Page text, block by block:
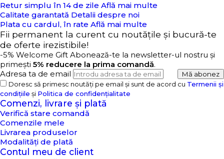
Retur simplu în 14 de zile Află mai multe
Calitate garantată Detalii despre noi
Plata cu cardul, în rate Află mai multe
Fii permanent la curent cu noutățile și bucură-te
de oferte irezistibile!
-5% Welcome Gift Abonează-te la newsletter-ul nostru și
primești 5% reducere la prima comandă.
Adresa ta de email
Doresc să primesc noutăți pe email și sunt de acord cu Termenii și
condițiile și Politica de confidențialitate
Comenzi, livrare și plată
Verifică stare comandă
Comenzile mele
Livrarea produselor
Modalități de plată
Contul meu de client